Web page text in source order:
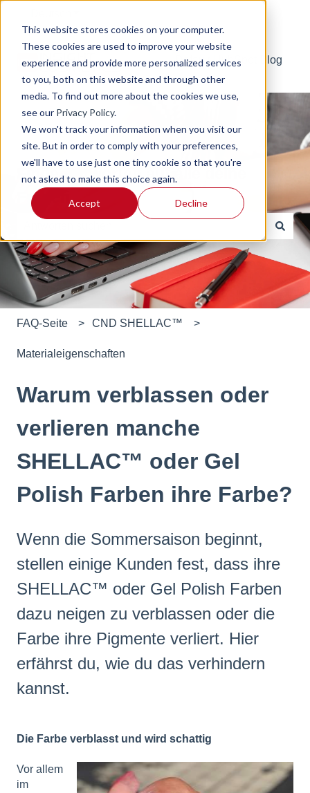
This website stores cookies on your computer.
These cookies are used to improve your website
experience and provide more personalized services
to you, both on this website and through other
media. To find out more about the cookies we use,
see our Privacy Policy.
We won't track your information when you visit our
site. But in order to comply with your preferences,
we'll have to use just one tiny cookie so that you're
not asked to make this choice again.
Accept Decline
Default HubSpot Blog
Finde Antworten auf alle deine
Fragen
Es gibt keine Vorschläge, da das Suchfeld leer ist.
FAQ-Seite CND SHELLAC™
Materialeigenschaften
Warum verblassen oder
verlieren manche
SHELLAC™ oder Gel
Polish Farben ihre Farbe?
Wenn die Sommersaison beginnt,
stellen einige Kunden fest, dass ihre
SHELLAC™ oder Gel Polish Farben
dazu neigen zu verblassen oder die
Farbe ihre Pigmente verliert. Hier
erfährst du, wie du das verhindern
kannst.
Die Farbe verblasst und wird schattig
Vor allem
im